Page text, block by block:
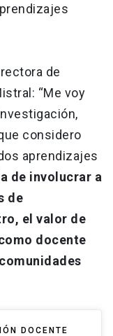
de
“Me voy
considero
aprendizajes
de involucrar a
de
el valor de
docente
DOCENTE